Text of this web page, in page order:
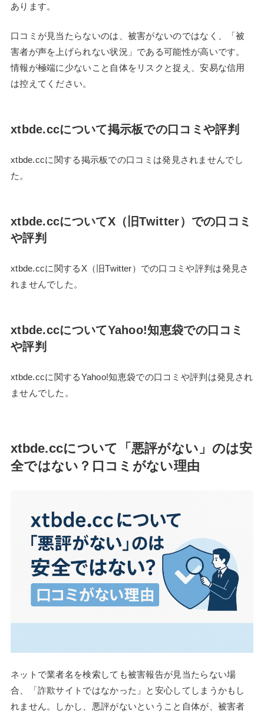
あります。
口コミが見当たらないのは、被害がないのではなく、「被
害者が声を上げられない状況」である可能性が高いです。
情報が極端に少ないこと自体をリスクと捉え、安易な信用
は控えてください。
xtbde.ccについて掲示板での口コミや評判
xtbde.ccに関する掲示板での口コミは発見されませんでし
た。
xtbde.ccについてX（旧Twitter）での口コミ
や評判
xtbde.ccに関するX（旧Twitter）での口コミや評判は発見さ
れませんでした。
xtbde.ccについてYahoo!知恵袋での口コミ
や評判
xtbde.ccに関するYahoo!知恵袋での口コミや評判は発見され
ませんでした。
xtbde.ccについて「悪評がない」のは安
全ではない？口コミがない理由
ネットで業者名を検索しても被害報告が見当たらない場
合、「詐欺サイトではなかった」と安心してしまうかもし
れません。しかし、悪評がないということ自体が、被害者